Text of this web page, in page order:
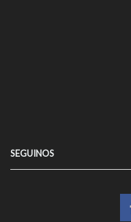
SEGUINOS